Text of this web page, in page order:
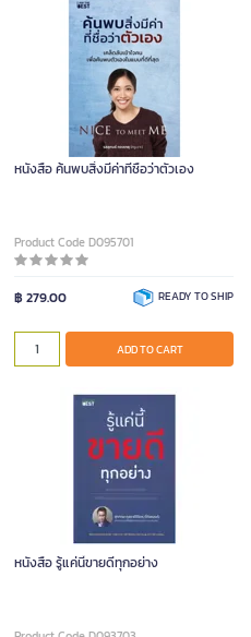
หนังสือ ค้นพบสิ่งมีค่าที่ชื่อว่าตัวเอง
Product Code D095701
฿ 279.00 READY TO SHIP
ADD TO CART
หนังสือ รู้แค่นี้ขายดีทุกอย่าง